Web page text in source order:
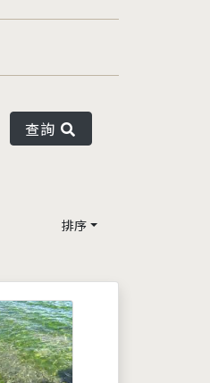
查詢
排序